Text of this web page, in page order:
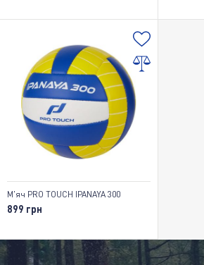
М'яч PRO TOUCH IPANAYA 300
899 грн